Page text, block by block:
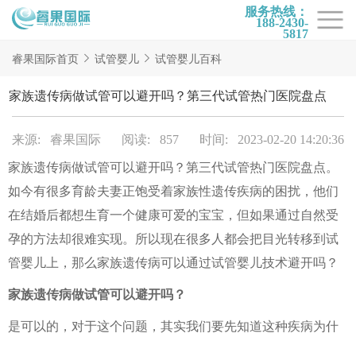
服务热线：
188-2430-
5817
首页
试管项目
试管百科
试管医院
睿果国际
睿果国际首页 试管婴儿 试管婴儿百科
家族遗传病做试管可以避开吗？第三代试管热门医院盘点
来源: 睿果国际 阅读: 857 时间: 2023-02-20 14:20:36
家族遗传病做试管可以避开吗？第三代试管热门医院盘点。
如今有很多育龄夫妻正饱受着家族性遗传疾病的困扰，他们
在结婚后都想生育一个健康可爱的宝宝，但如果通过自然受
孕的方法却很难实现。所以现在很多人都会把目光转移到试
管婴儿上，那么家族遗传病可以通过试管婴儿技术避开吗？
家族遗传病做试管可以避开吗？
是可以的，对于这个问题，其实我们要先知道这种疾病为什